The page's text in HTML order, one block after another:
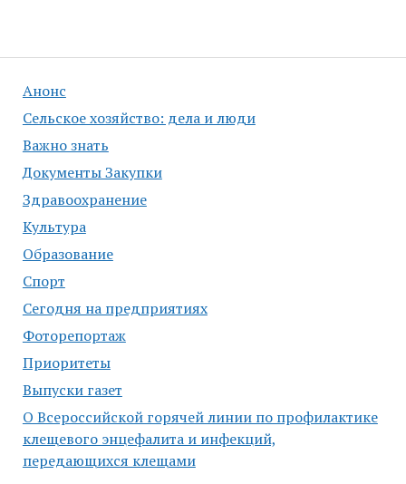
Анонс
Сельское хозяйство: дела и люди
Важно знать
Документы Закупки
Здравоохранение
Культура
Образование
Спорт
Сегодня на предприятиях
Фоторепортаж
Приоритеты
Выпуски газет
О Всероссийской горячей линии по профилактике
клещевого энцефалита и инфекций,
передающихся клещами